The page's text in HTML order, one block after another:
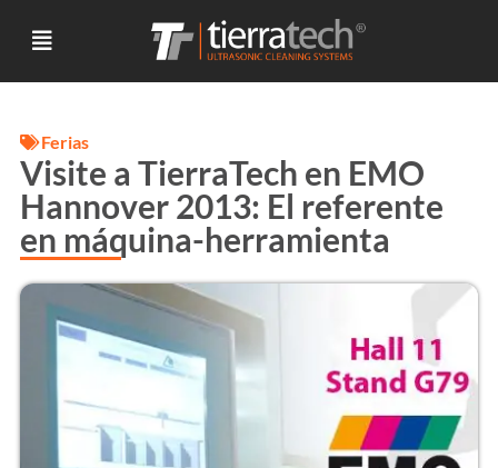
Ferias
Visite a TierraTech en EMO
Hannover 2013: El referente
en máquina-herramienta